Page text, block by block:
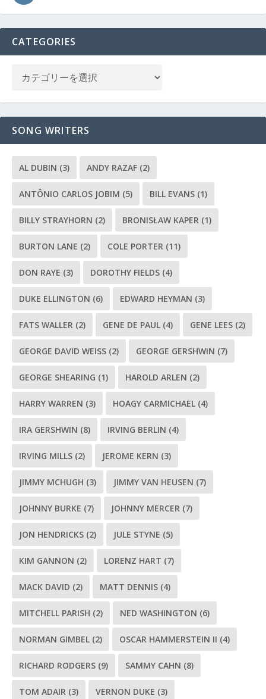
CATEGORIES
SONG WRITERS
AL DUBIN (3) ANDY RAZAF (2)
ANTÔNIO CARLOS JOBIM (5) BILL EVANS (1)
BILLY STRAYHORN (2) BRONISŁAW KAPER (1)
BURTON LANE (2) COLE PORTER (11)
DON RAYE (3) DOROTHY FIELDS (4)
DUKE ELLINGTON (6) EDWARD HEYMAN (3)
FATS WALLER (2) GENE DE PAUL (4) GENE LEES (2)
GEORGE DAVID WEISS (2) GEORGE GERSHWIN (7)
GEORGE SHEARING (1) HAROLD ARLEN (2)
HARRY WARREN (3) HOAGY CARMICHAEL (4)
IRA GERSHWIN (8) IRVING BERLIN (4)
IRVING MILLS (2) JEROME KERN (3)
JIMMY MCHUGH (3) JIMMY VAN HEUSEN (7)
JOHNNY BURKE (7) JOHNNY MERCER (7)
JON HENDRICKS (2) JULE STYNE (5)
KIM GANNON (2) LORENZ HART (7)
MACK DAVID (2) MATT DENNIS (4)
MITCHELL PARISH (2) NED WASHINGTON (6)
NORMAN GIMBEL (2) OSCAR HAMMERSTEIN II (4)
RICHARD RODGERS (9) SAMMY CAHN (8)
TOM ADAIR (3) VERNON DUKE (3)